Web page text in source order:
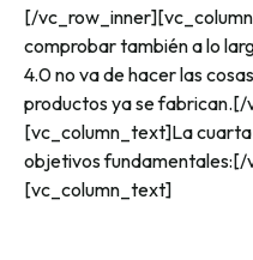
[/
comprobar también a lo
4.0 no va de hacer las
productos ya se
[vc_column_text]La cuarta
objetivos
[vc_column_text]